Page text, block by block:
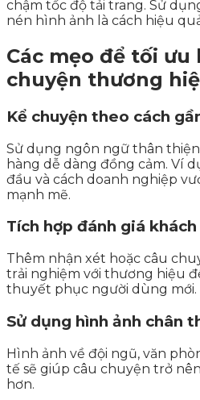
chậm tốc độ tải trang. Sử
nén hình ảnh là cách hiệu
Các mẹo để tối ưu
chuyện thương
Kể chuyện theo cách
Sử dụng ngôn ngữ thân
hàng dễ dàng đồng cảm. Ví
đầu và cách doanh nghiệp
mạnh mẽ.
Tích hợp đánh giá khách
Thêm nhận xét hoặc câu
trải nghiệm với thương hiệu
thuyết phục người dùng mới.
Sử dụng hình ảnh chân
Hình ảnh về đội ngũ, văn
tế sẽ giúp câu chuyện trở
hơn.